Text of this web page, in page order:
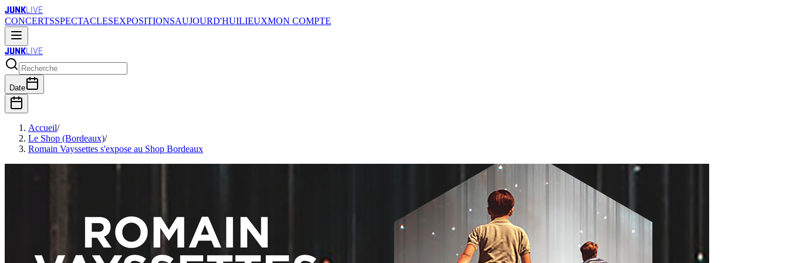
JUNKLIVE
CONCERTSSPECTACLESEXPOSITIONSAUJOURD'HUILIEUXMON COMPTE
JUNKLIVE
Date
Accueil/
Le Shop (Bordeaux)/
Romain Vayssettes s'expose au Shop Bordeaux